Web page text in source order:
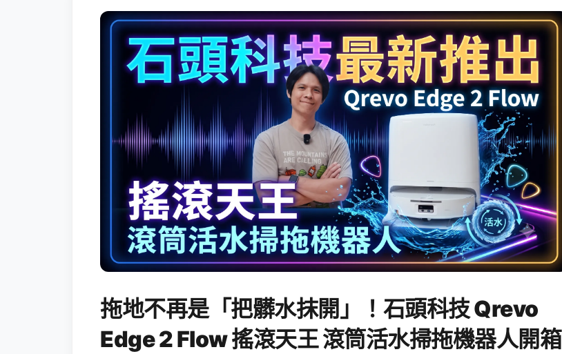
拖地不再是「把髒水抹開」！石頭科技 Qrevo
Edge 2 Flow 搖滾天王 滾筒活水掃拖機器人開箱